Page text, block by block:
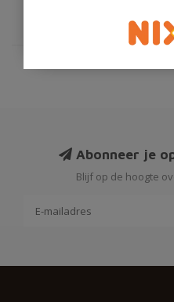
Abonneer je
Blijf op de hoogte